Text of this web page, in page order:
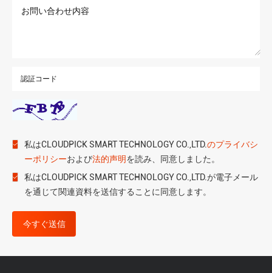
認証コード
私はCLOUDPICK SMART TECHNOLOGY CO.,LTD.のプライバシ
ーポリシーおよび法的声明を読み、同意しました。
私はCLOUDPICK SMART TECHNOLOGY CO.,LTD.が電子メール
を通じて関連資料を送信することに同意します。
今すぐ送信